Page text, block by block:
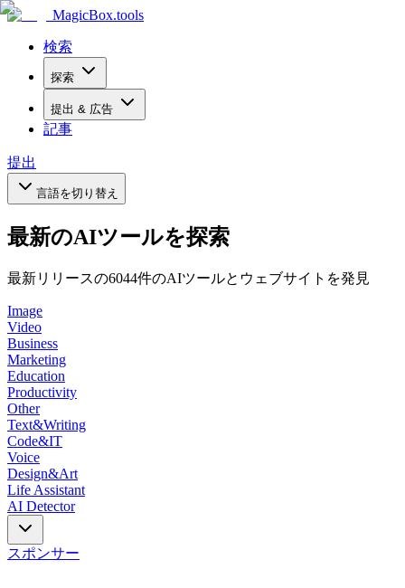
MagicBox.tools
検索
探索
提出 & 広告
記事
提出
言語を切り替え
最新のAIツールを探索
最新リリースの6044件のAIツールとウェブサイトを発見
Image
Video
Business
Marketing
Education
Productivity
Other
Text&Writing
Code&IT
Voice
Design&Art
Life Assistant
AI Detector
スポンサー